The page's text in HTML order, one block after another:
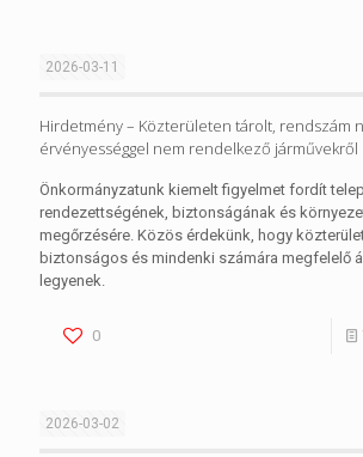
2026-03-11
Hirdetmény – Közterületen tárolt, rendszám
érvényességgel nem rendelkező járművekről
Önkormányzatunk kiemelt figyelmet fordít
rendezettségének, biztonságának és
megőrzésére. Közös érdekünk, hogy
biztonságos és mindenki számára megfelelő
legyenek.
0
2026-03-02